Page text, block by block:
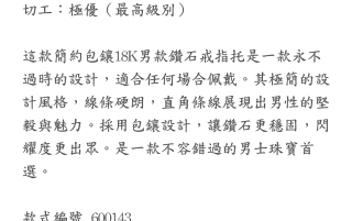
切工：極優（最高級別）
這款簡約包鑲18K男款鑽石戒指托是一款永不
過時的設計，適合任何場合佩戴。其極簡的設
計風格，線條硬朗，直角條線展現出男性的堅
毅與魅力。採用包鑲設計，讓鑽石更穩固，閃
耀度更出眾。是一款不容錯過的男士珠寶首
選。
款式編號 600143